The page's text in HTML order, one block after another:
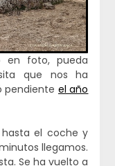
en foto, pueda
que nos ha
pendiente el año
el coche y
llegamos.
Se ha vuelto a